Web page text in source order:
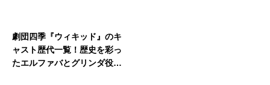
劇団四季『ウィキッド』のキ
ャスト歴代一覧！歴史を彩っ
たエルファバとグリンダ役は